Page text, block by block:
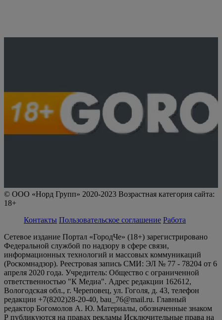
© ООО «Норд Групп» 2020-2023 Возрастная категория сайта:
18+
Контакты Пользовательское соглашение Работа
Сетевое издание Портал «ГородЧе» (18+) зарегистрировано
Федеральной службой по надзору в сфере связи,
информационных технологий и массовых коммуникаций
(Роскомнадзор). Реестровая запись СМИ: ЭЛ № 77 - 78204 от 6
апреля 2020 года. Учредитель: Общество с ограниченной
ответственностью "К Медиа". Адрес редакции 162612,
Вологодская обл., г. Череповец, ул. Гоголя, д. 43, телефон
редакции +7(8202)28-20-40, bau_76@mail.ru. Главный
редактор Богомолов А. Ю. Материалы, обозначенные знаком
Р публикуются на правах рекламы Исключительные права на